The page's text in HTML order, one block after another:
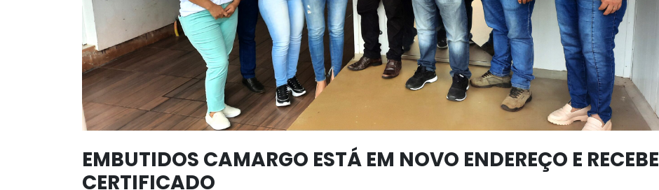
EMBUTIDOS CAMARGO ESTÁ EM NOVO ENDEREÇO E RECEBE
CERTIFICADO